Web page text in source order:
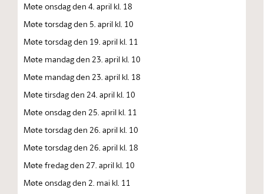
Møte onsdag den 4. april kl. 18
Møte torsdag den 5. april kl. 10
Møte torsdag den 19. april kl. 11
Møte mandag den 23. april kl. 10
Møte mandag den 23. april kl. 18
Møte tirsdag den 24. april kl. 10
Møte onsdag den 25. april kl. 11
Møte torsdag den 26. april kl. 10
Møte torsdag den 26. april kl. 18
Møte fredag den 27. april kl. 10
Møte onsdag den 2. mai kl. 11